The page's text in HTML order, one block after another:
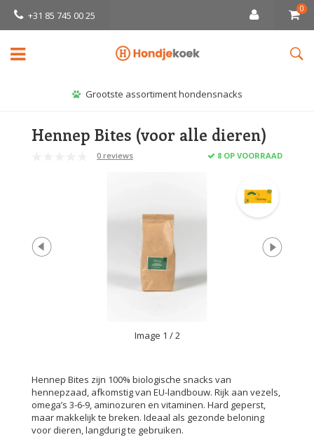
+31 85 745 00 25
0
Grootste assortiment hondensnacks
Hennep Bites (voor alle dieren)
0 reviews 8 OP VOORRAAD
Image 1 / 2
Hennep Bites zijn 100% biologische snacks van
hennepzaad, afkomstig van EU-landbouw. Rijk aan vezels,
omega’s 3-6-9, aminozuren en vitaminen. Hard geperst,
maar makkelijk te breken. Ideaal als gezonde beloning
voor dieren, langdurig te gebruiken.